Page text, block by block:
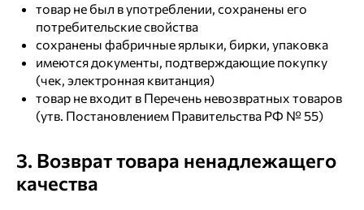
товар не был в употреблении, сохранены его
потребительские свойства
сохранены фабричные ярлыки, бирки, упаковка
имеются документы, подтверждающие покупку
(чек, электронная квитанция)
товар не входит в Перечень невозвратных товаров
(утв. Постановлением Правительства РФ № 55)
3. Возврат товара ненадлежащего
качества